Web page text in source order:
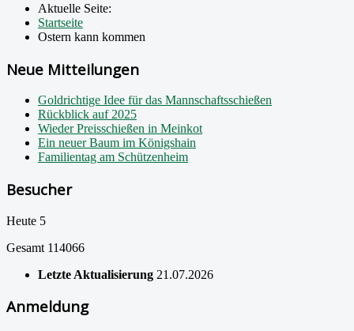
Aktuelle Seite:
Startseite
Ostern kann kommen
Neue Mitteilungen
Goldrichtige Idee für das Mannschaftsschießen
Rückblick auf 2025
Wieder Preisschießen in Meinkot
Ein neuer Baum im Königshain
Familientag am Schützenheim
Besucher
Heute 5
Gesamt 114066
Letzte Aktualisierung 21.07.2026
Anmeldung